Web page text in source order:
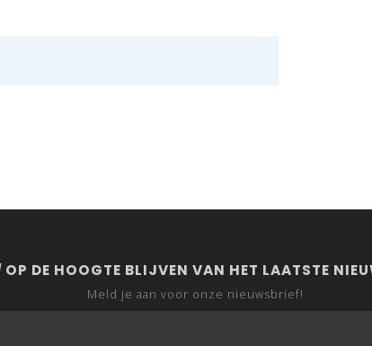
OP DE HOOGTE BLIJVEN VAN HET LAATSTE
Meld je aan voor onze nieuwsbrief!